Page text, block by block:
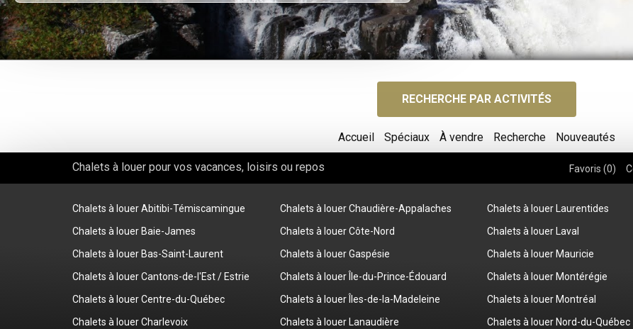
RECHERCHE PAR ACTIVITÉS
Accueil Spéciaux À vendre Recherche Nouveautés
Chalets à louer pour vos vacances, loisirs ou repos Favoris (0)
Chalets à louer Abitibi-Témiscamingue
Chalets à louer Baie-James
Chalets à louer Bas-Saint-Laurent
Chalets à louer Cantons-de-l'Est / Estrie
Chalets à louer Centre-du-Québec
Chalets à louer Charlevoix
Chalets à louer Chaudière-Appalaches
Chalets à louer Côte-Nord
Chalets à louer Gaspésie
Chalets à louer Île-du-Prince-Édouard
Chalets à louer Îles-de-la-Madeleine
Chalets à louer Lanaudière
Chalets à louer Laurentides
Chalets à louer Laval
Chalets à louer Mauricie
Chalets à louer Montérégie
Chalets à louer Montréal
Chalets à louer Nord-du-Québec